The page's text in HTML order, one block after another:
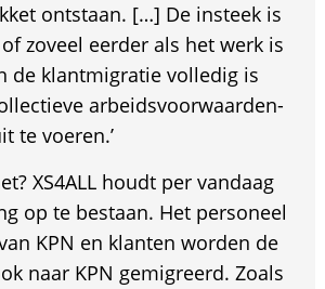
ontstaan. […] De insteek is
zoveel eerder als het werk is
de klantmigratie volledig is
arbeidsvoorwaarden-
te voeren.’
XS4ALL houdt per vandaag
op te bestaan. Het personeel
KPN en klanten worden de
naar KPN gemigreerd. Zoals